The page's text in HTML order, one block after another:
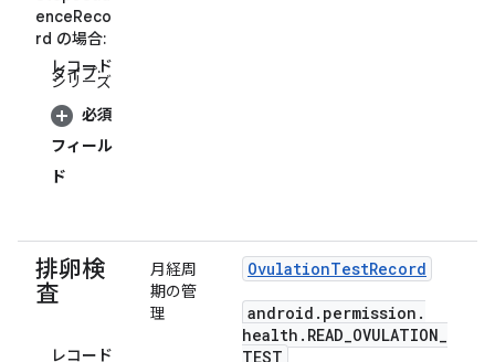
enceReco
rd の場合:
レコード
タイプ:
シリーズ
必須
フィール
ド
排卵検
査
レコード
月経周
期の管
理
OvulationTestRecord
android . permission .
health . READ_OVULATION_
TEST